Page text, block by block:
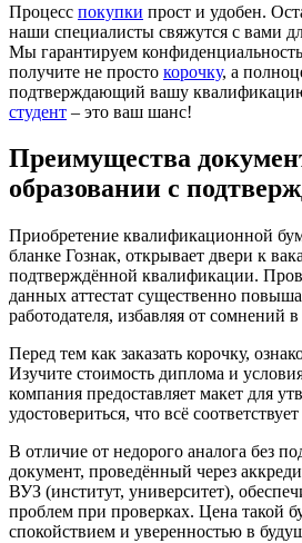
Процесс покупки прост и удобен.
наши специалисты свяжутся с вами
Мы гарантируем
получите не просто корочку, а
подтверждающий вашу
студент – это ваш шанс!
Преимущества
образовании с
Приобретение квалификационной
бланке Гознак, открывает двери к
подтверждённой квалификации.
данных аттестат существенно
работодателя, избавляя от сомнений
Перед тем как заказать корочку,
Изучите стоимость диплома и
компания предоставляет макет для
удостовериться, что всё
В отличие от недорого аналога без
документ, проведённый через
ВУЗ (институт, университет),
проблем при проверках. Цена такой
спокойствием и уверенностью в